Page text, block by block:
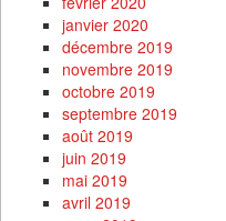
janvier 2020
décembre 2019
novembre 2019
octobre 2019
septembre 2019
août 2019
juin 2019
mai 2019
avril 2019